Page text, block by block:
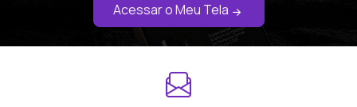
Acessar o Meu Tela